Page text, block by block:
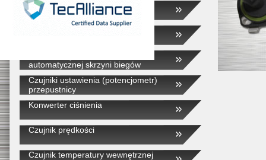
Czujniki temperatury powietrza
dolotowego
automatycznej skrzyni biegów
Czujniki ustawienia (potencjometr)
przepustnicy
Konwerter ciśnienia
Czujnik prędkości
Czujnik temperatury wewnętrznej